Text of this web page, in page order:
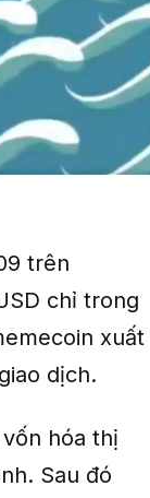
trên
chỉ trong
xuất
dịch.
hóa thị
Sau đó